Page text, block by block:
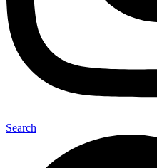
Search